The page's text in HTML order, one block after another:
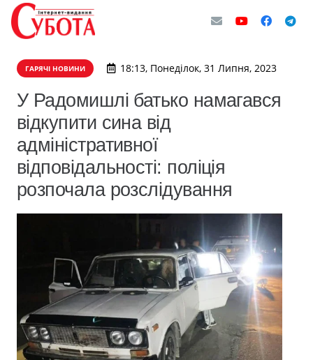
ГАРЯЧІ НОВИНИ 18:13, Понеділок, 31 Липня, 2023
У Радомишлі батько намагався
відкупити сина від
адміністративної
відповідальності: поліція
розпочала розслідування